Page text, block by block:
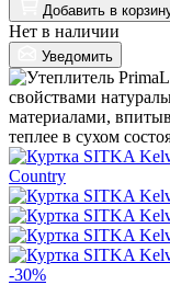
Добавить в
Нет в наличии
Уведомить
-30%